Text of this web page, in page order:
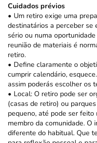
Cuidados prévios
• Um retiro exige uma
destinatários a perceber se
sério ou numa
reunião de materiais é
retiro.
• Define claramente o
cumprir calendário,
assim poderás escolher os
• Local: O retiro pode ser
(casas de retiro) ou
pequeno, até pode ser
membro da comunidade. O
diferente do habitual. Que